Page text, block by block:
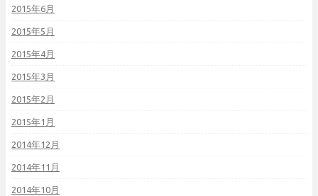
2015年6月
2015年5月
2015年4月
2015年3月
2015年2月
2015年1月
2014年12月
2014年11月
2014年10月